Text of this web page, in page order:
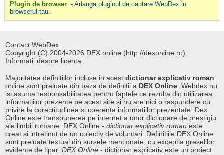
Plugin de browser - Adauga pluginul de cautare WebDex in
browserul tau.
Contact WebDex
Copyright (C) 2004-2026 DEX online (http://dexonline.ro).
Informatii despre licenta
Majoritatea definitiilor incluse in acestdictionar explicativ roman
online sunt preluate din baza de definitii a DEX Online . Webdex nu
isi asuma responsabilitatea pentru faptele ce rezulta din utilizarea
informatiilor prezente pe acest site si nu are nici o raspundere cu
privire la corectitudinea si coerenta informatiilor prezentate. Dex
Online este transpunerea pe internet a unor dictionare de prestigiu
ale limbii romane. DEX Online -dictionar explicativ roman este
creat si intretinut de un colectiv de voluntari. Definitiile DEX Online
sunt preluate textual din sursele mentionate, cu exceptia greselilor
evidente de tipar.DEX Online -dictionar explicativ este un proiect